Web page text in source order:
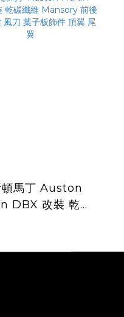
頓馬丁 Auston
DBX 改裝 乾碳
頂翼 尾翼